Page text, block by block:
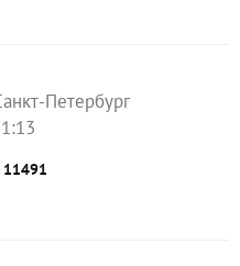
Петербург
11491